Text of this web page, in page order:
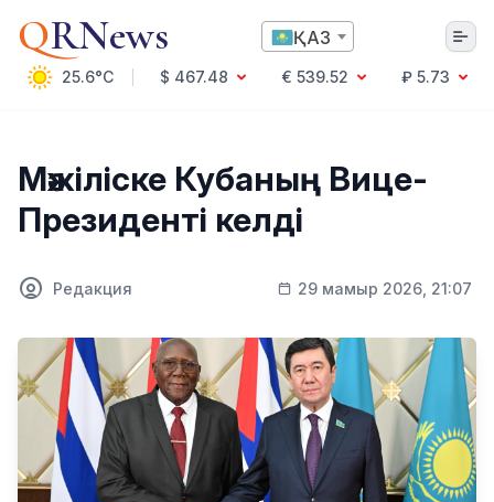
QRNews ҚАЗ
25.6°C $ 467.48 € 539.52
₽ 5.73
Технология
Әлемде
Қоғам
Білім және Ғылым
Оқиға
Спорт
Ауа райы
Денсаулық
Бизнес
Мәжіліске Кубаның Вице-
Президенті келді
Редакция 29 мамыр 2026, 21:07